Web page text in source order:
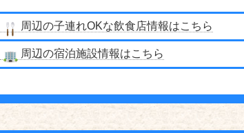
周辺の子連れOKな飲食店情報はこちら
周辺の宿泊施設情報はこちら